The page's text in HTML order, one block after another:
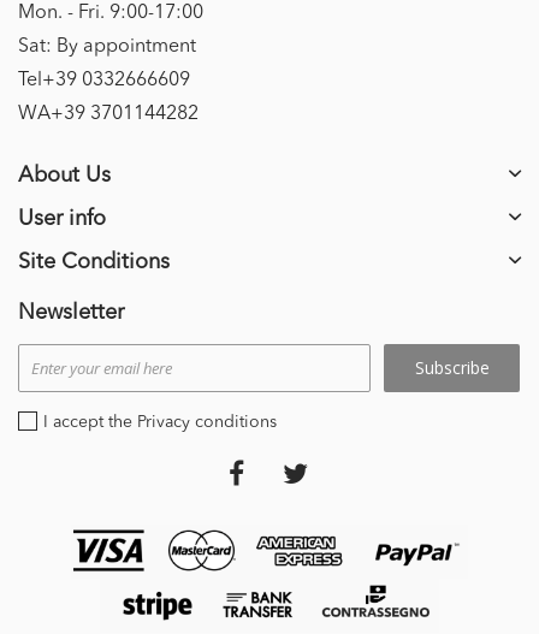
Mon. - Fri. 9:00-17:00
Sat: By appointment
Tel+39 0332666609
WA+39 3701144282
About Us
User info
Site Conditions
Newsletter
Subscribe
I accept the Privacy conditions